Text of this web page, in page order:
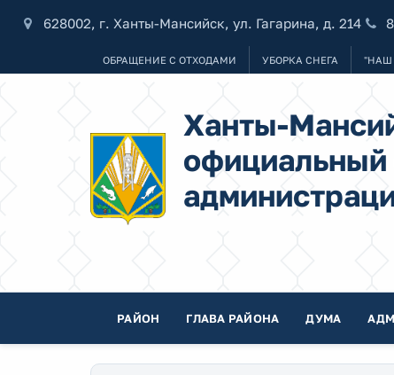
628002, г. Ханты-Мансийск, ул. Гагарина, д. 214
ОБРАЩЕНИЕ С ОТХОДАМИ УБОРКА СНЕГА "НАШ
Ханты-
официальный
РАЙОН ГЛАВА РАЙОНА ДУМА